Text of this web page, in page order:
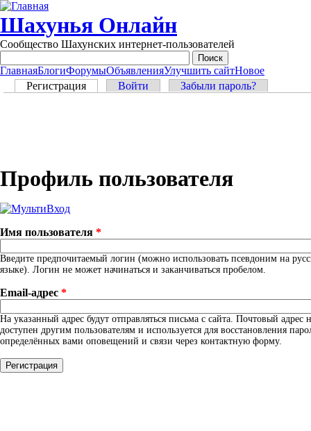
Перейти к основному содержанию
Шахунья Онлайн
Сообщество Шахунских интернет-пользователей
Main menu
ГлавнаяБлогиФорумыОбъявленияУлучшить сайтНовое
Главные вкладки
Регистрация (активная вкладка)
Войти Забыли пароль?
Профиль пользователя
Имя пользователя *
Введите предпочитаемый логин (можно использовать псевдоним на
языке). Логин не может начинаться и заканчиваться пробелом.
Email-адрес *
На указанный адрес будут отправляться письма с сайта. Почтовый адрес
доступен другим пользователям и используется для восстановления
определённых вами оповещений и связи через контактную форму.